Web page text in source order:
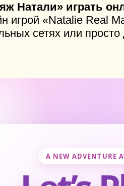
Натали» играть
игрой «Natalie Real
сетях или просто